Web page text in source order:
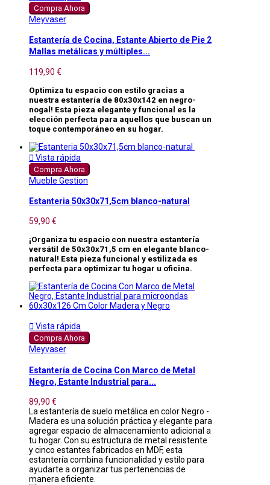
Compra Ahora
Meyvaser
Estantería de Cocina, Estante Abierto de Pie 2
Mallas metálicas y múltiples...
119,90 €
Optimiza tu espacio con estilo gracias a
nuestra estantería de 80x30x142 en negro-
nogal! Esta pieza elegante y funcional es la
elección perfecta para aquellos que buscan un
toque contemporáneo en su hogar.
 Vista rápida
Compra Ahora
Mueble Gestion
Estanteria 50x30x71,5cm blanco-natural
59,90 €
¡Organiza tu espacio con nuestra estantería
versátil de 50x30x71,5 cm en elegante blanco-
natural! Esta pieza funcional y estilizada es
perfecta para optimizar tu hogar u oficina.
 Vista rápida
Compra Ahora
Meyvaser
Estantería de Cocina Con Marco de Metal
Negro, Estante Industrial para...
89,90 €
La estantería de suelo metálica en color Negro -
Madera es una solución práctica y elegante para
agregar espacio de almacenamiento adicional a
tu hogar. Con su estructura de metal resistente
y cinco estantes fabricados en MDF, esta
estantería combina funcionalidad y estilo para
ayudarte a organizar tus pertenencias de
manera eficiente.